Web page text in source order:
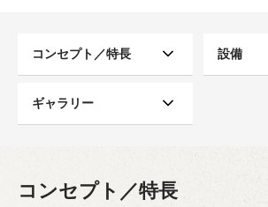
コンセプト／特長 設備
ギャラリー
コンセプト／特長